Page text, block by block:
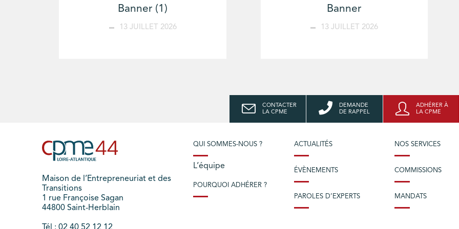
Banner (1)
13 JUILLET 2026
Banner
13 JUILLET 2026
CONTACTER
LA CPME
DEMANDE
DE RAPPEL
ADHÉRER À
LA CPME
Maison de l’Entrepreneuriat et des
Transitions
1 rue Françoise Sagan
44800 Saint-Herblain
Tél : 02 40 52 12 12
QUI SOMMES-NOUS ?
L’équipe
POURQUOI ADHÉRER ?
ACTUALITÉS
ÉVÈNEMENTS
PAROLES D’EXPERTS
NOS SERVICES
COMMISSIONS
MANDATS